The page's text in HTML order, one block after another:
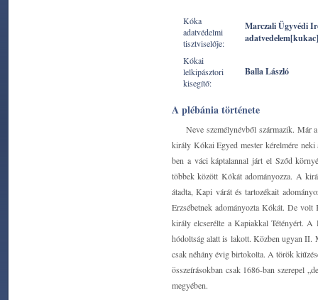
Kóka
adatvédelmi
tisztviselője:
Marczali Ügyvédi
Kókai
lelkipásztori
kisegítő:
Balla László
A plébánia története
Neve személynévből származik. Már
király Kókai Egyed mester kérelmére
ben a váci káptalannal járt el Sződ
többek között Kókát adományozza. A
átadta, Kapi várát és tartozékait
Erzsébetnek adományozta Kókát. De
király elcserélte a Kapiakkal Tétényért.
hódoltság alatt is lakott. Közben ugyan II.
csak néhány évig birtokolta. A török
összeírásokban csak 1686-ban szerepel
megyében.